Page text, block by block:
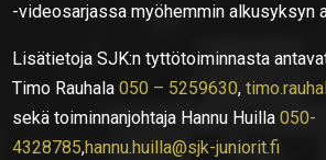
-videosarjassa myöhemmin alkusyksyn
Lisätietoja SJK:n tyttötoiminnasta
Timo Rauhala050 – 5259630,
sekä toiminnanjohtaja Hannu Huilla050-
4328785,hannu.huilla@sjk-juniorit.fi